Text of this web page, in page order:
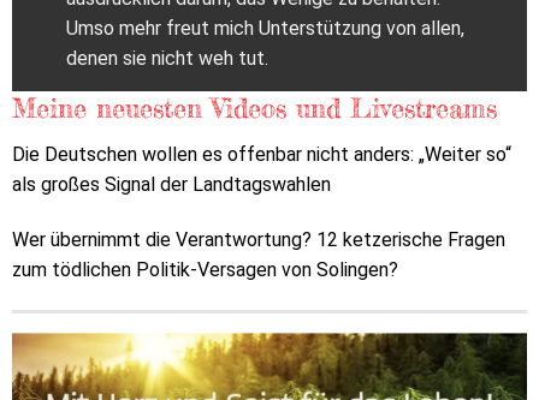
Umso mehr freut mich Unterstützung von allen,
denen sie nicht weh tut.
Meine neuesten Videos und Livestreams
Die Deutschen wollen es offenbar nicht anders: „Weiter so“
als großes Signal der Landtagswahlen
Wer übernimmt die Verantwortung? 12 ketzerische Fragen
zum tödlichen Politik-Versagen von Solingen?